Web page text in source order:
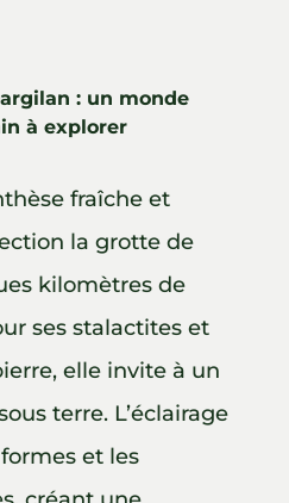
: un monde
à explorer
fraîche et
la grotte de
kilomètres de
ses stalactites et
elle invite à un
terre. L’éclairage
et les